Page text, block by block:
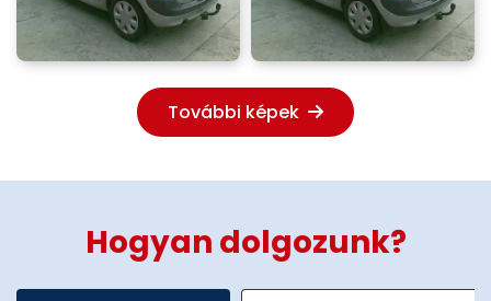
További képek
Hogyan dolgozunk?